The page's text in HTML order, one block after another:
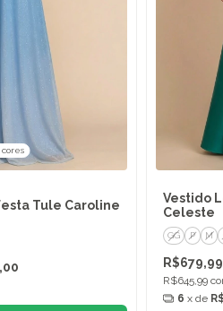
cores
Tule Caroline
Vestido
Celeste
GG P M
R$679,99
R$645,99
6 x de